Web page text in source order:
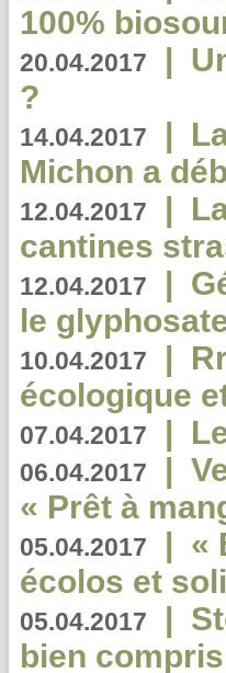
100%
20.04.2017 |
?
14.04.2017 |
Michon a
12.04.2017 |
cantines
12.04.2017 |
le
10.04.2017 |
écologique
07.04.2017 |
06.04.2017 |
« Prêt à
05.04.2017 | «
écolos et
05.04.2017 |
bien